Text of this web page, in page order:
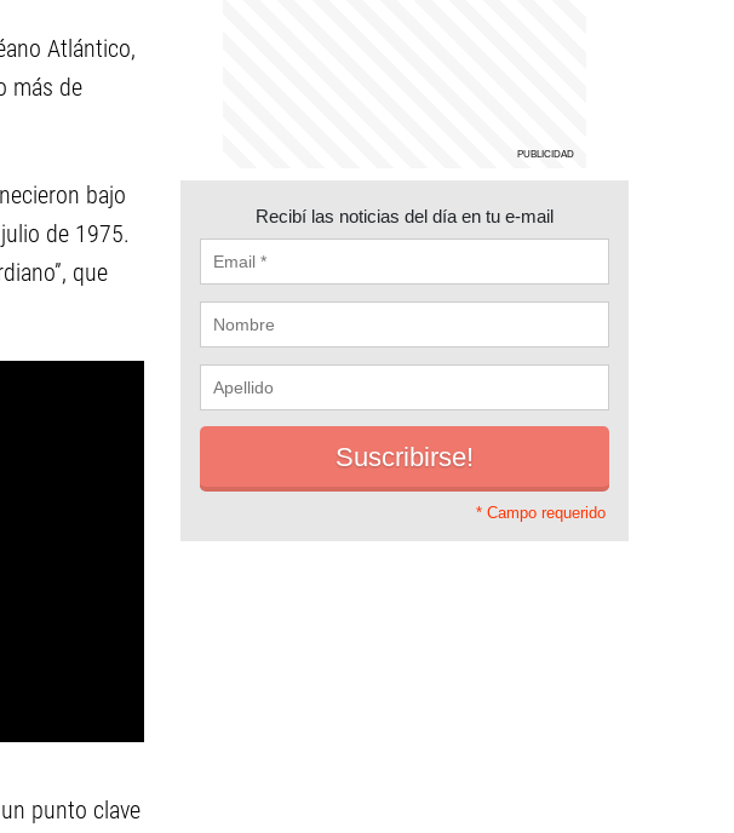
Atlántico,
más de
bajo
de 1975.
que
punto clave
Recibí las noticias del día en tu e-mail
* Campo requerido